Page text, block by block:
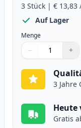
3 Stück | € 13,83
Auf Lager
Menge
Verwenden Sie
− +
1
3 Jahre
Heute
Gratis